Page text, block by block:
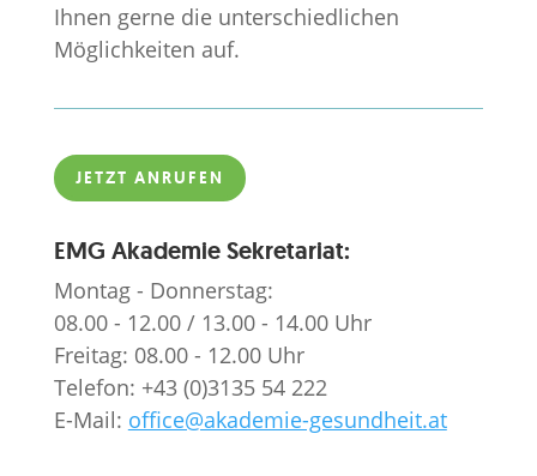
Ihnen gerne die unterschiedlichen
Möglichkeiten auf.
JETZT ANRUFEN
EMG Akademie Sekretariat:
Montag - Donnerstag:
08.00 - 12.00 / 13.00 - 14.00 Uhr
Freitag: 08.00 - 12.00 Uhr
Telefon: +43 (0)3135 54 222
E-Mail: office@akademie-gesundheit.at